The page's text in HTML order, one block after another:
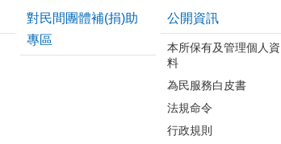
對民間團體補(捐)助
專區
公開資訊
本所保有及管理個人資
料
為民服務白皮書
法規命令
行政規則